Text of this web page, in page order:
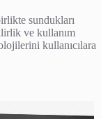
sundukları
ve kullanım
kullanıcılara